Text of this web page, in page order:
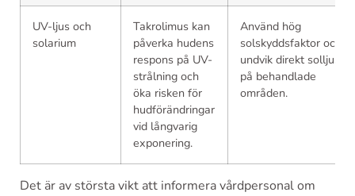
UV-ljus och
solarium
Takrolimus kan
påverka hudens
respons på UV-
strålning och
öka risken för
hudförändringar
vid långvarig
exponering.
Använd hög
solskyddsfaktor och
undvik direkt solljus
på behandlade
områden.
Det är av största vikt att informera vårdpersonal om